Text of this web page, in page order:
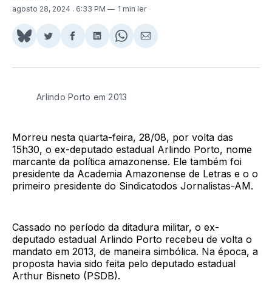
agosto 28, 2024 . 6:33 PM 1 min ler
Share
BlueSky
Compartilhar
Twitter
Compartilhar
Facebook
Compartilhar
LinkedIn
Share
WhatsApp
Compartilhar
Email
Arlindo Porto em 2013
Morreu nesta quarta-feira, 28/08, por volta das
15h30, o ex-deputado estadual Arlindo Porto, nome
marcante da política amazonense. Ele também foi
presidente da Academia Amazonense de Letras e o o
primeiro presidente do Sindicatodos Jornalistas-AM.
Cassado no período da ditadura militar, o ex-
deputado estadual Arlindo Porto recebeu de volta o
mandato em 2013, de maneira simbólica. Na época, a
proposta havia sido feita pelo deputado estadual
Arthur Bisneto (PSDB).